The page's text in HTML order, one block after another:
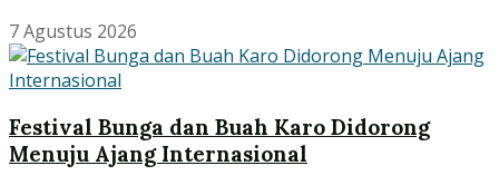
7 Agustus 2026
Festival Bunga dan Buah Karo Didorong
Menuju Ajang Internasional